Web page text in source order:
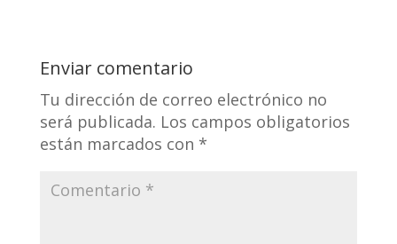
Enviar comentario
Tu dirección de correo electrónico no
será publicada. Los campos obligatorios
están marcados con *